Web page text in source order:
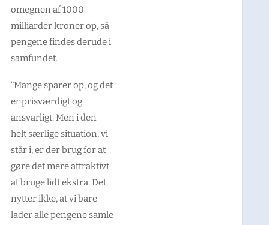
omegnen af 1000
milliarder kroner op, så
pengene findes derude i
samfundet.
”Mange sparer op, og det
er prisværdigt og
ansvarligt. Men i den
helt særlige situation, vi
står i, er der brug for at
gøre det mere attraktivt
at bruge lidt ekstra. Det
nytter ikke, at vi bare
lader alle pengene samle